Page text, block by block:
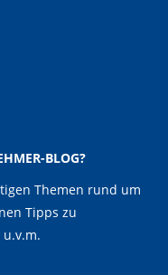
BLOG?
Themen rund um
Tipps zu